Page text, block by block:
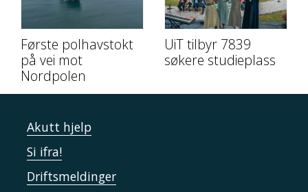
Første polhavstokt
på vei mot
Nordpolen
UiT tilbyr 7839
søkere studieplass
Akutt hjelp
Si ifra!
Driftsmeldinger